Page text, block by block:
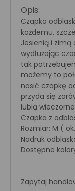
Opis:
Czapka
każdemu,
Jesienią i zimą
wydłużając
tak
możemy to
nosić czapkę
przyda się
lubią
Czapka z
Rozmiar: M (
Nadruk
Dostępne
Zapytaj